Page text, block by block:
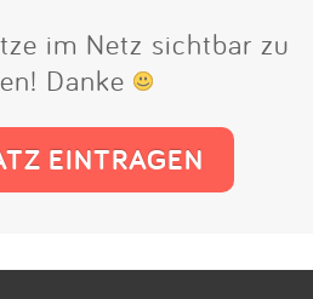
im Netz sichtbar zu
Danke
EINTRAGEN